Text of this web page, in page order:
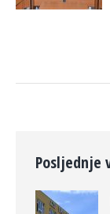
Posljednje